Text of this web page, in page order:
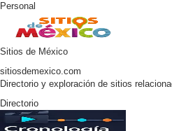
Personal
Sitios de México
sitiosdemexico.com
Directorio y exploración de sitios
Directorio